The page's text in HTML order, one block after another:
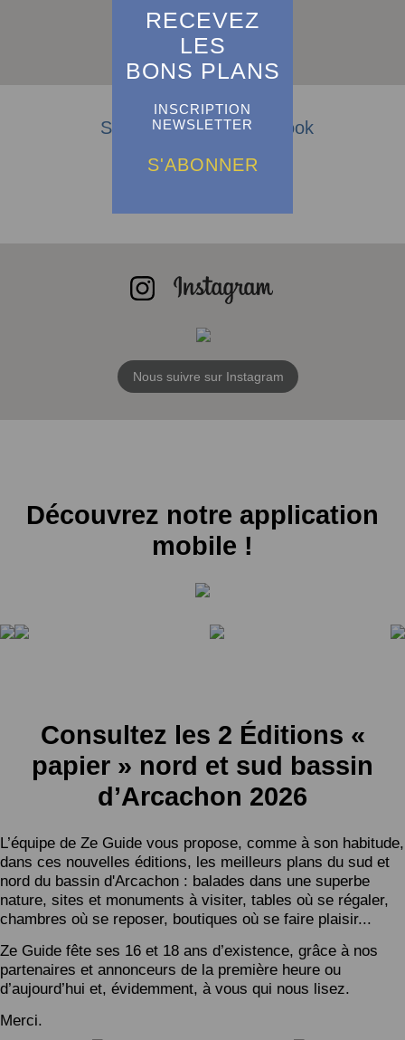
RECEVEZ
LES
BONS PLANS
INSCRIPTION
NEWSLETTER
S'ABONNER
S'abonner
Suivez-nous sur Facebook
Nous suivre sur Instagram
Découvrez notre application
mobile !
Consultez les 2 Éditions «
papier » nord et sud bassin
d’Arcachon 2026
L’équipe de Ze Guide vous propose, comme à son habitude,
dans ces nouvelles éditions, les meilleurs plans du sud et
nord du bassin d'Arcachon : balades dans une superbe
nature, sites et monuments à visiter, tables où se régaler,
chambres où se reposer, boutiques où se faire plaisir...
Ze Guide fête ses 16 et 18 ans d’existence, grâce à nos
partenaires et annonceurs de la première heure ou
d’aujourd’hui et, évidemment, à vous qui nous lisez.
Merci.